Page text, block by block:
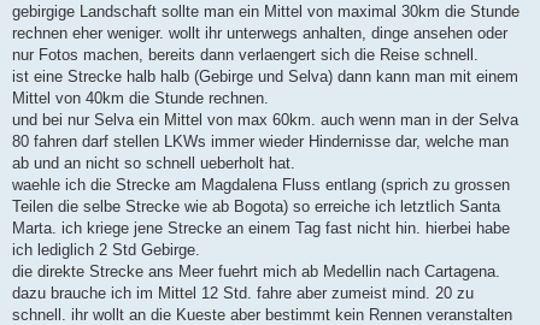
gebirgige Landschaft sollte man ein Mittel von maximal 30km die Stunde
rechnen eher weniger. wollt ihr unterwegs anhalten, dinge ansehen oder
nur Fotos machen, bereits dann verlaengert sich die Reise schnell.
ist eine Strecke halb halb (Gebirge und Selva) dann kann man mit einem
Mittel von 40km die Stunde rechnen.
und bei nur Selva ein Mittel von max 60km. auch wenn man in der Selva
80 fahren darf stellen LKWs immer wieder Hindernisse dar, welche man
ab und an nicht so schnell ueberholt hat.
waehle ich die Strecke am Magdalena Fluss entlang (sprich zu grossen
Teilen die selbe Strecke wie ab Bogota) so erreiche ich letztlich Santa
Marta. ich kriege jene Strecke an einem Tag fast nicht hin. hierbei habe
ich lediglich 2 Std Gebirge.
die direkte Strecke ans Meer fuehrt mich ab Medellin nach Cartagena.
dazu brauche ich im Mittel 12 Std. fahre aber zumeist mind. 20 zu
schnell. ihr wollt an die Kueste aber bestimmt kein Rennen veranstalten